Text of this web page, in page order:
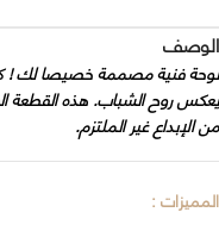
الوصف
يعكس روح الشباب. هذه القطعة
من الإبداع غير الملتزم.
المميزات :